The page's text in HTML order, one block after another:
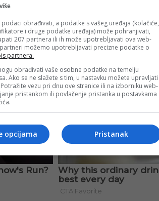
podaci obrađivati, a podatke s vašeg uređaja (kolačiće,
i druge podatke uređaja) može pohranjivati,
207 partnera ili ih može upotrebljavati ova web-
možemo upotrebljavati precizne podatke o
partnera.
obrađivati vaše osobne podatke na temelju
Ako se ne slažete s tim, u nastavku možete upravljati
vezu pri dnu ove stranice ili na izborniku web-
pristankom ili povlačenje pristanka u postavkama
Pristanak
opcijama